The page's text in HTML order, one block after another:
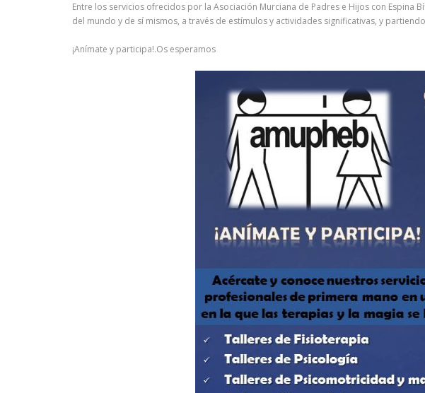
Entre los servicios ofrecidos por la Asociación Murciana de Padres e Hijos con
del mundo y de sí mismos, a través de estímulos y actividades significativas, y
¡Anímate y participa!.Os esperamos